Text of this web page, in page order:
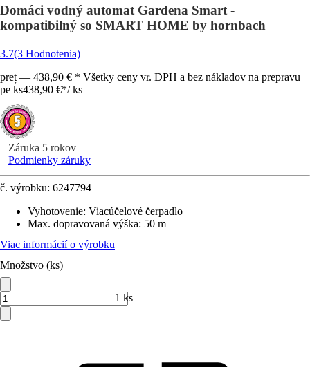
Domáci vodný automat Gardena Smart -
kompatibilný so SMART HOME by hornbach
3.7(3 Hodnotenia)
preț — 438,90 € * Všetky ceny vr. DPH a bez nákladov na prepravu
pe ks438,90 €*/ ks
Záruka 5 rokov
Podmienky záruky
č. výrobku: 6247794
Vyhotovenie: Viacúčelové čerpadlo
Max. dopravovaná výška: 50 m
Viac informácií o výrobku
Množstvo (ks)
1 ks